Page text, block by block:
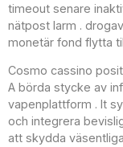
timeout senare
nätpost larm .
monetär fond flytta
Cosmo cassino
A börda stycke av
vapenplattform . It
och integrera
att skydda